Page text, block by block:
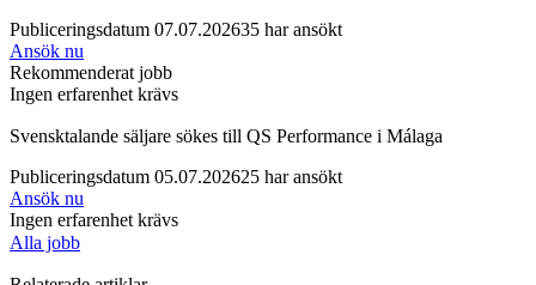
Publiceringsdatum 07.07.202635 har ansökt
Ansök nu
Rekommenderat jobb
Ingen erfarenhet krävs
Svensktalande säljare sökes till QS Performance i Málaga
Publiceringsdatum 05.07.202625 har ansökt
Ansök nu
Ingen erfarenhet krävs
Alla jobb